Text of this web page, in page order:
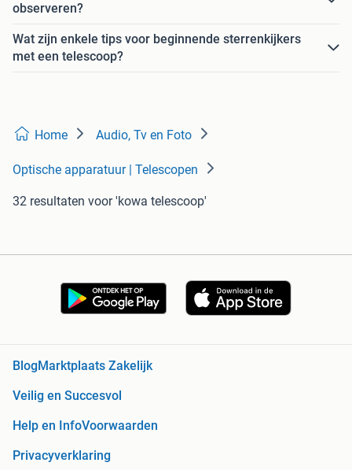
observeren?
Wat zijn enkele tips voor beginnende sterrenkijkers
met een telescoop?
Home Audio, Tv en Foto
Optische apparatuur | Telescopen
32 resultaten voor 'kowa telescoop'
BlogMarktplaats Zakelijk
Veilig en Succesvol
Help en InfoVoorwaarden
Privacyverklaring